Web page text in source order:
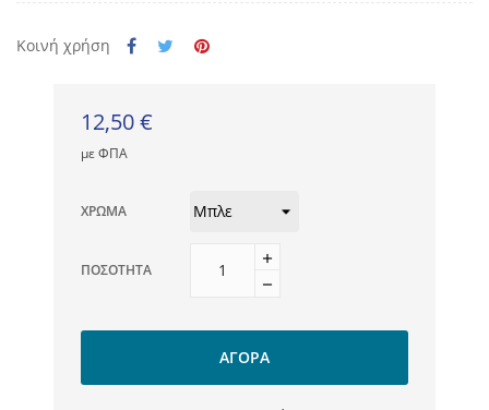
Κοινή χρήση
12,50 €
με ΦΠΑ
ΧΡΏΜΑ
ΠΟΣΌΤΗΤΑ
ΑΓΟΡΆ